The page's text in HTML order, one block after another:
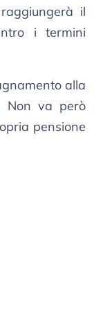
il
i termini
alla
Non va però
pensione